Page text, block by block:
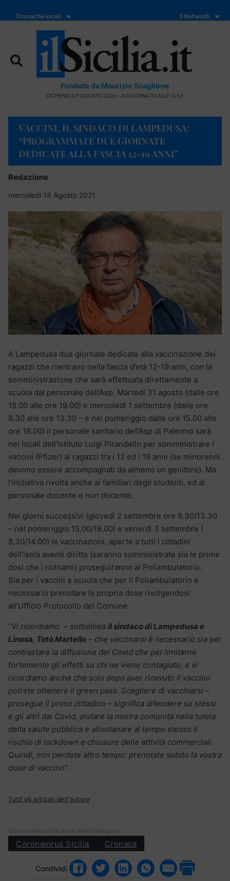
Cronache locali Il Network
Fondato da Maurizio Scaglione
DOMENICA 9 AGOSTO 2026 - AGGIORNATO ALLE 16:54
VACCINI, IL SINDACO DI LAMPEDUSA:
“PROGRAMMATE DUE GIORNATE
DEDICATE ALLA FASCIA 12-19 ANNI”
Redazione
mercoledì 18 Agosto 2021
A Lampedusa due giornate dedicate alla vaccinazione dei
ragazzi che rientrano nella fascia d’età 12-19 anni, con la
somministrazione che sarà effettuata direttamente a
scuola dal personale dell’Asp. Martedì 31 agosto (dalle ore
15.00 alle ore 19.00) e mercoledì 1 settembre (dalle ore
8.30 alle ore 13.30 – e nel pomeriggio dalle ore 15.00 alle
ore 18.00) il personale sanitario dell’Asp di Palermo sarà
nei locali dell’Istituto Luigi Pirandello per somministrare i
vaccini (Pfizer) ai ragazzi tra i 12 ed i 19 anni (se minorenni
devono essere accompagnati da almeno un genitore). Ma
l’iniziativa rivolta anche ai familiari degli studenti, ed al
personale docente e non docente.
Nei giorni successivi (giovedì 2 settembre ore 8.30/13.30
– nel pomeriggio 15.00/18.00) e venerdì 3 settembre (
8,30/14.00) le vaccinazioni, aperte a tutti i cittadini
dell’isola aventi diritto (saranno somministrate sia le prime
dosi che i richiami) proseguiranno al Poliambulatorio.
Sia per i vaccini a scuola che per il Poliambulatorio è
necessario prenotare la propria dose rivolgendosi
all’Ufficio Protocollo del Comune.
“Vi ricordiamo – sottolinea il sindaco di Lampedusa e
Linosa, Totò Martello – che vaccinarsi è necessario sia per
contrastare la diffusione del Covid che per limitarne
fortemente gli effetti su chi ne viene contagiato, e vi
ricordiamo anche che solo dopo aver ricevuto il vaccino
potrete ottenere il green pass. Scegliere di vaccinarsi –
prosegue il primo cittadino – significa difendere se stessi
e gli altri dal Covid, aiutare la nostra comunità nella tutela
della salute pubblica e allontanare al tempo stesso il
rischio di lockdown e chiusure delle attività commerciali.
Quindi, non perdete altro tempo: prenotate subito la vostra
dose di vaccino“.
Tutti gli articoli dell'autore
Questo articolo fa parte delle categorie:
Coronavirus Sicilia Cronaca
Condividi